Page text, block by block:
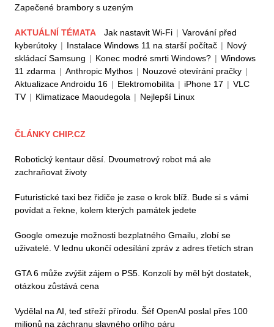
Zapečené brambory s uzeným
AKTUÁLNÍ TÉMATA Jak nastavit Wi-Fi | Varování před
kyberútoky | Instalace Windows 11 na starší počítač | Nový
skládací Samsung | Konec modré smrti Windows? | Windows
11 zdarma | Anthropic Mythos | Nouzové otevírání pračky |
Aktualizace Androidu 16 | Elektromobilita | iPhone 17 | VLC
TV | Klimatizace Maoudegola | Nejlepší Linux
ČLÁNKY CHIP.CZ
Robotický kentaur děsí. Dvoumetrový robot má ale
zachraňovat životy
Futuristické taxi bez řidiče je zase o krok blíž. Bude si s vámi
povídat a řekne, kolem kterých památek jedete
Google omezuje možnosti bezplatného Gmailu, zlobí se
uživatelé. V lednu ukončí odesílání zpráv z adres třetích stran
GTA 6 může zvýšit zájem o PS5. Konzolí by měl být dostatek,
otázkou zůstává cena
Vydělal na AI, teď střeží přírodu. Šéf OpenAI poslal přes 100
milionů na záchranu slavného orlího páru